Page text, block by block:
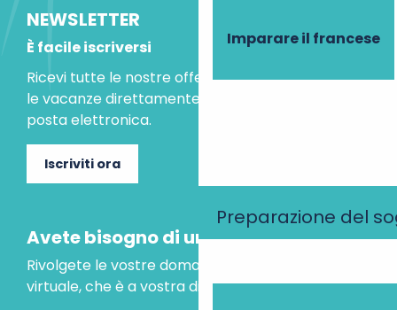
Imparare il francese
Preparazione del
NEWSLETTER
È facile iscriversi
Ricevi tutte le nostre offerte speciali e le idee per
le vacanze direttamente nella tua casella di
posta elettronica.
Iscriviti ora
Avete bisogno di un consiglio?
Rivolgete le vostre domande al nostro assistente
virtuale, che è a vostra disposizione per aiutarvi.